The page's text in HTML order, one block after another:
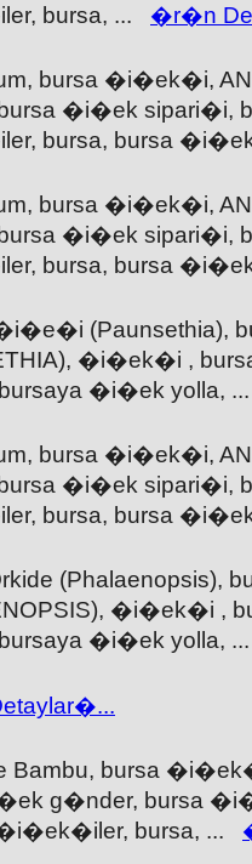
bursa, ... �r�n
bursa �i�ek�i,
�i�ek sipari�i,
bursa, bursa
bursa �i�ek�i,
�i�ek sipari�i,
bursa, bursa
(Paunsethia),
�i�ek�i ,
�i�ek yolla,
bursa �i�ek�i,
�i�ek sipari�i,
bursa, bursa
(Phalaenopsis),
�i�ek�i ,
�i�ek yolla,
Bambu, bursa
g�nder, bursa
bursa, ...